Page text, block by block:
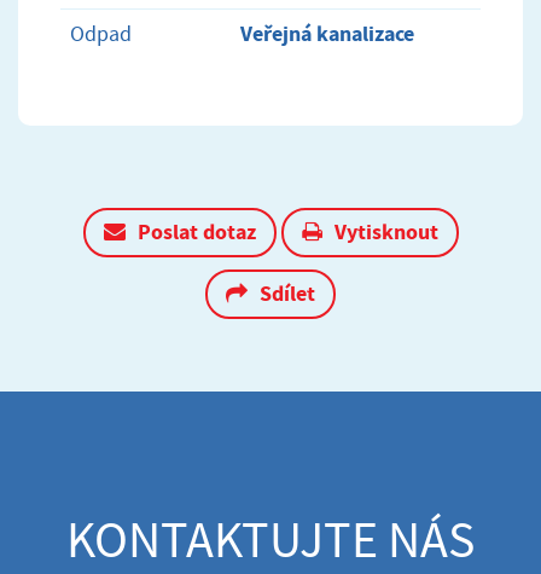
Odpad Veřejná kanalizace
Poslat dotaz Vytisknout
Sdílet
KONTAKTUJTE NÁS